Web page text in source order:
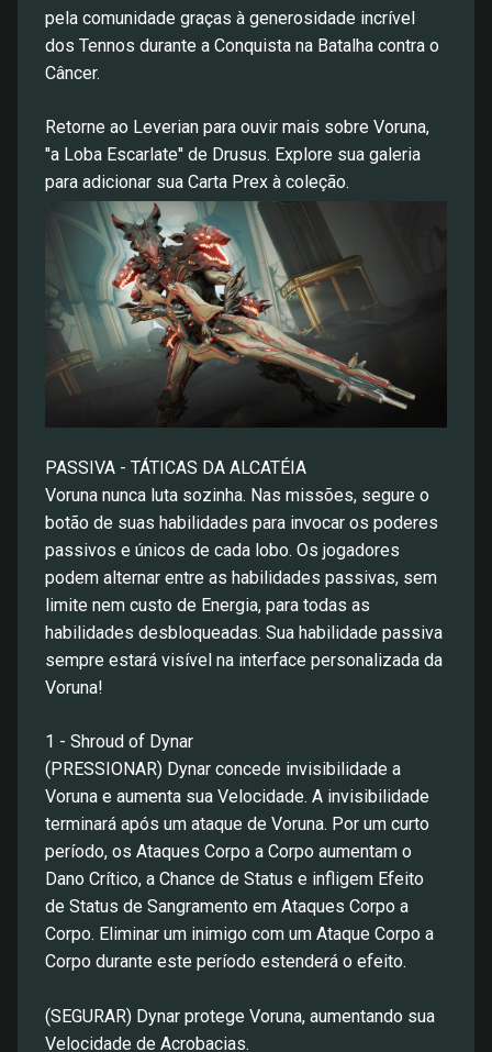
pela comunidade graças à generosidade incrível
dos Tennos durante a Conquista na Batalha contra o
Câncer.
Retorne ao Leverian para ouvir mais sobre Voruna,
''a Loba Escarlate'' de Drusus. Explore sua galeria
para adicionar sua Carta Prex à coleção.
PASSIVA - TÁTICAS DA ALCATÉIA
Voruna nunca luta sozinha. Nas missões, segure o
botão de suas habilidades para invocar os poderes
passivos e únicos de cada lobo. Os jogadores
podem alternar entre as habilidades passivas, sem
limite nem custo de Energia, para todas as
habilidades desbloqueadas. Sua habilidade passiva
sempre estará visível na interface personalizada da
Voruna!
1 - Shroud of Dynar
(PRESSIONAR) Dynar concede invisibilidade a
Voruna e aumenta sua Velocidade. A invisibilidade
terminará após um ataque de Voruna. Por um curto
período, os Ataques Corpo a Corpo aumentam o
Dano Crítico, a Chance de Status e infligem Efeito
de Status de Sangramento em Ataques Corpo a
Corpo. Eliminar um inimigo com um Ataque Corpo a
Corpo durante este período estenderá o efeito.
(SEGURAR) Dynar protege Voruna, aumentando sua
Velocidade de Acrobacias.